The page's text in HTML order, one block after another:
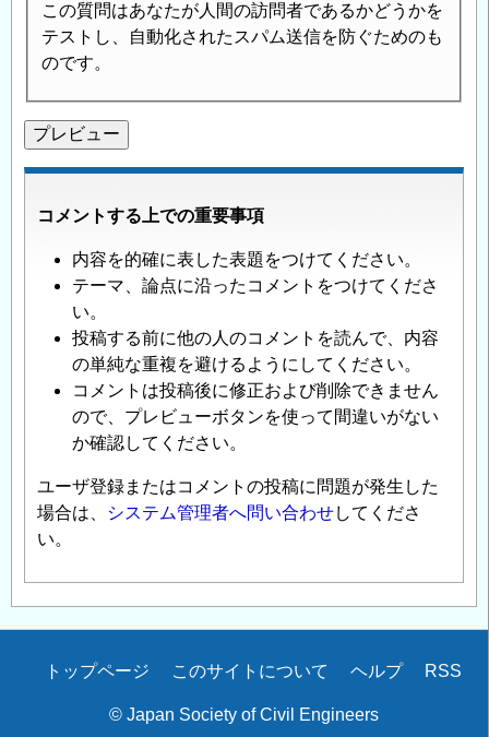
この質問はあなたが人間の訪問者であるかどうかを
テストし、自動化されたスパム送信を防ぐためのも
のです。
コメントする上での重要事項
内容を的確に表した表題をつけてください。
テーマ、論点に沿ったコメントをつけてくださ
い。
投稿する前に他の人のコメントを読んで、内容
の単純な重複を避けるようにしてください。
コメントは投稿後に修正および削除できません
ので、プレビューボタンを使って間違いがない
か確認してください。
ユーザ登録またはコメントの投稿に問題が発生した
場合は、
システム管理者へ問い合わせしてくださ
い。
Secondary
トップページ このサイトについて ヘルプ RSS
© Japan Society of Civil Engineers